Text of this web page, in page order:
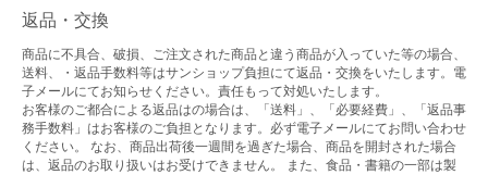
返品・交換
商品に不具合、破損、ご注文された商品と違う商品が入っていた等の場合、
送料、・返品手数料等はサンショップ負担にて返品・交換をいたします。電
子メールにてお知らせください。責任もって対処いたします。
お客様のご都合による返品はの場合は、「送料」、「必要経費」、「返品事
務手数料」はお客様のご負担となります。必ず電子メールにてお問い合わせ
ください。 なお、商品出荷後一週間を過ぎた場合、商品を開封された場合
は、返品のお取り扱いはお受けできません。 また、食品・書籍の一部は製